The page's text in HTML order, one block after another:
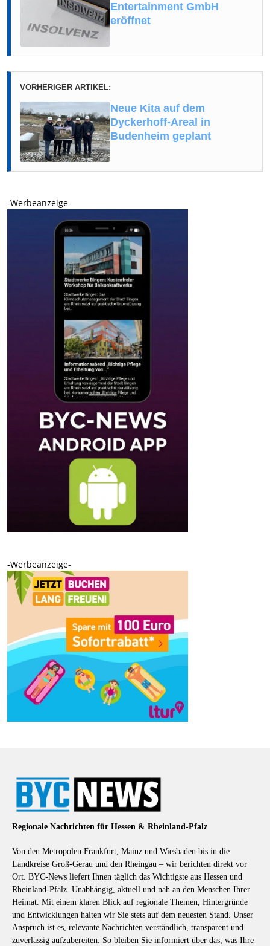
Entertainment GmbH
eröffnet
VORHERIGER ARTIKEL:
Neue Kita auf dem
Dyckerhoff-Areal in
Budenheim geplant
-Werbeanzeige-
-Werbeanzeige-
Regionale Nachrichten für Hessen & Rheinland-Pfalz
Von den Metropolen Frankfurt, Mainz und Wiesbaden bis in die
Landkreise Groß-Gerau und den Rheingau – wir berichten direkt vor
Ort. BYC-News liefert Ihnen täglich das Wichtigste aus Hessen und
Rheinland-Pfalz. Unabhängig, aktuell und nah an den Menschen Ihrer
Heimat. Mit einem klaren Blick auf regionale Themen, Hintergründe
und Entwicklungen halten wir Sie stets auf dem neuesten Stand. Unser
Anspruch ist es, relevante Nachrichten verständlich, transparent und
zuverlässig aufzubereiten. So bleiben Sie informiert über das, was Ihre